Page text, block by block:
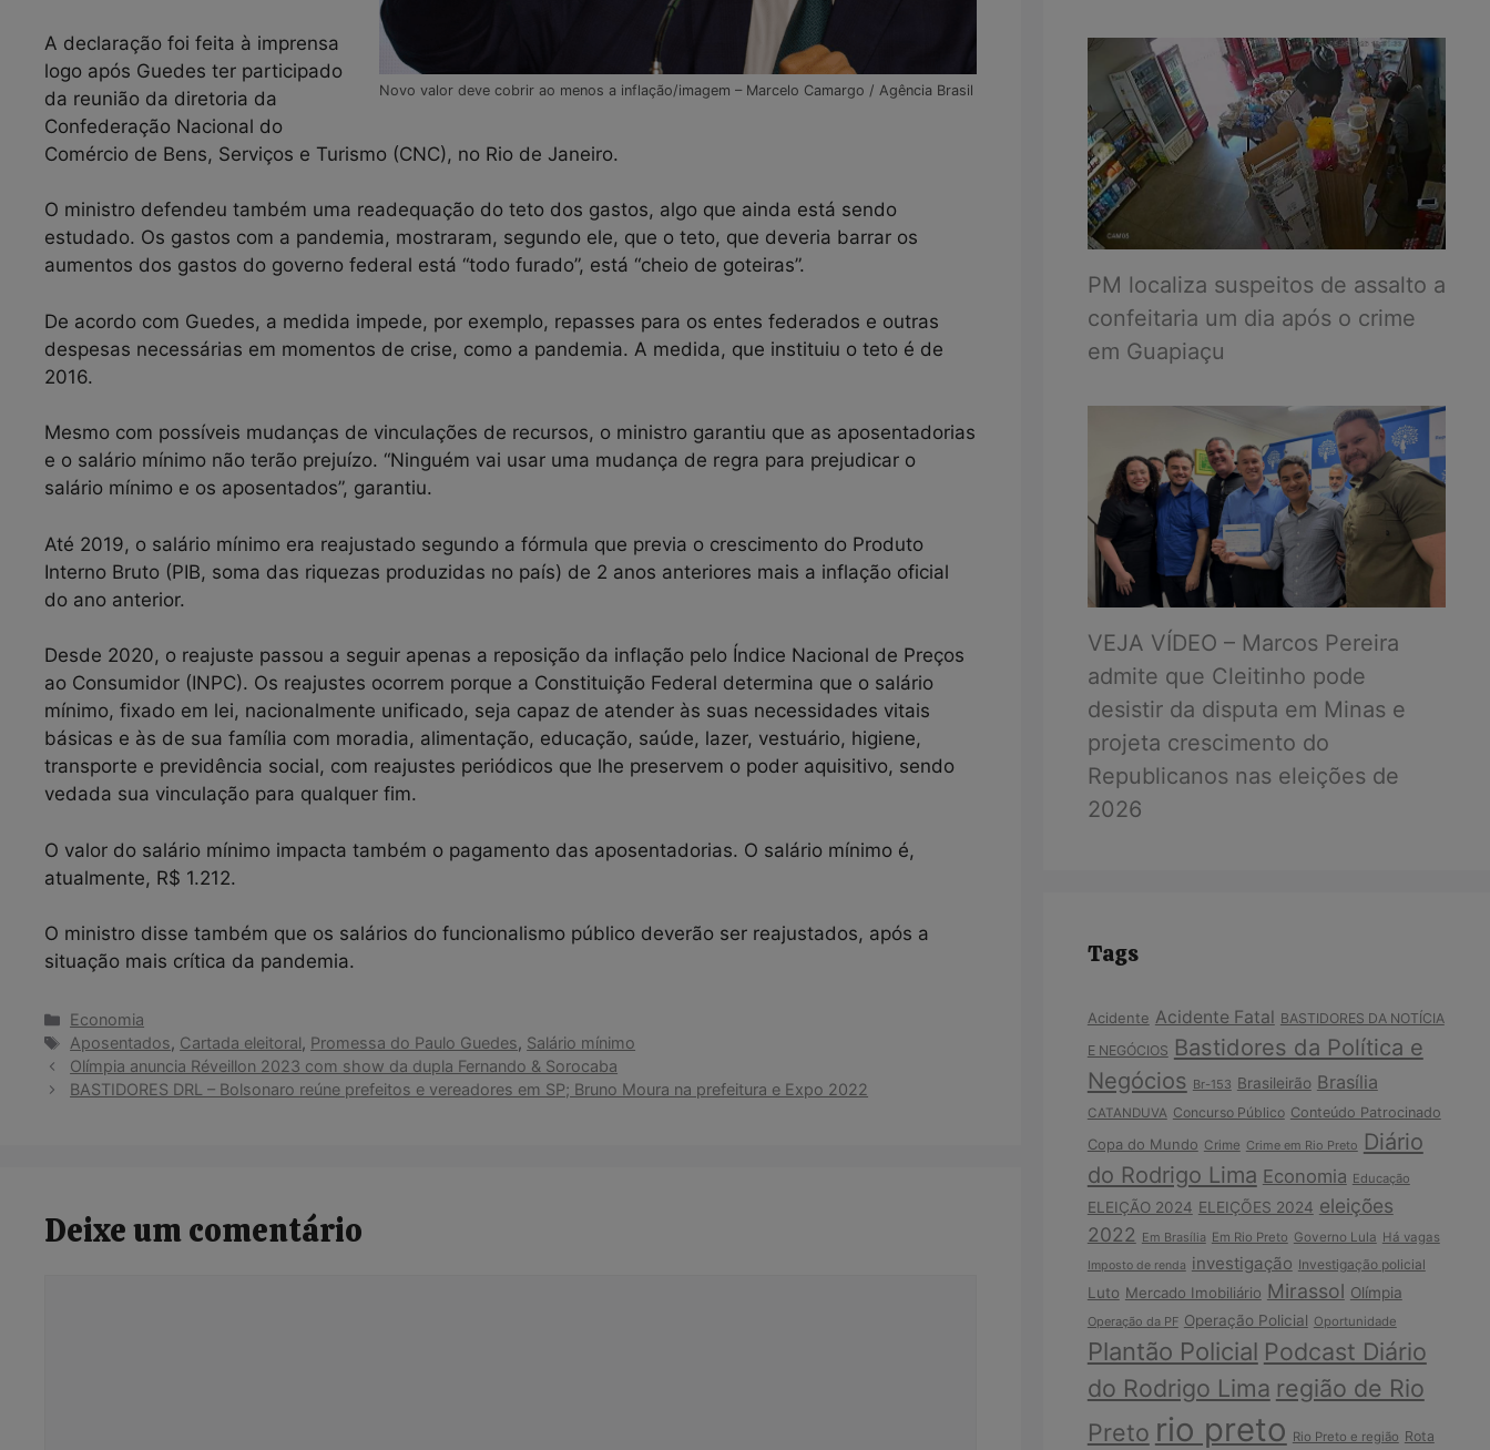
Novo valor deve cobrir ao menos a inflação/imagem – Marcelo Camargo / Agência Brasil
A declaração foi feita à imprensa
logo após Guedes ter participado
da reunião da diretoria da
Confederação Nacional do
Comércio de Bens, Serviços e Turismo (CNC), no Rio de Janeiro.
O ministro defendeu também uma readequação do teto dos gastos, algo que ainda está sendo
estudado. Os gastos com a pandemia, mostraram, segundo ele, que o teto, que deveria barrar os
aumentos dos gastos do governo federal está “todo furado”, está “cheio de goteiras”.
De acordo com Guedes, a medida impede, por exemplo, repasses para os entes federados e outras
despesas necessárias em momentos de crise, como a pandemia. A medida, que instituiu o teto é de
2016.
Mesmo com possíveis mudanças de vinculações de recursos, o ministro garantiu que as aposentadorias
e o salário mínimo não terão prejuízo. “Ninguém vai usar uma mudança de regra para prejudicar o
salário mínimo e os aposentados”, garantiu.
Até 2019, o salário mínimo era reajustado segundo a fórmula que previa o crescimento do Produto
Interno Bruto (PIB, soma das riquezas produzidas no país) de 2 anos anteriores mais a inflação oficial
do ano anterior.
Desde 2020, o reajuste passou a seguir apenas a reposição da inflação pelo Índice Nacional de Preços
ao Consumidor (INPC). Os reajustes ocorrem porque a Constituição Federal determina que o salário
mínimo, fixado em lei, nacionalmente unificado, seja capaz de atender às suas necessidades vitais
básicas e às de sua família com moradia, alimentação, educação, saúde, lazer, vestuário, higiene,
transporte e previdência social, com reajustes periódicos que lhe preservem o poder aquisitivo, sendo
vedada sua vinculação para qualquer fim.
O valor do salário mínimo impacta também o pagamento das aposentadorias. O salário mínimo é,
atualmente, R$ 1.212.
O ministro disse também que os salários do funcionalismo público deverão ser reajustados, após a
situação mais crítica da pandemia.
Categorias
Economia
Tags
Aposentados, Cartada eleitoral, Promessa do Paulo Guedes, Salário mínimo
Olímpia anuncia Réveillon 2023 com show da dupla Fernando & Sorocaba
BASTIDORES DRL – Bolsonaro reúne prefeitos e vereadores em SP; Bruno Moura na prefeitura e Expo 2022
Deixe um comentário
PM localiza suspeitos de assalto a
confeitaria um dia após o crime
em Guapiaçu
VEJA VÍDEO – Marcos Pereira
admite que Cleitinho pode
desistir da disputa em Minas e
projeta crescimento do
Republicanos nas eleições de
2026
Tags
Acidente Acidente Fatal BASTIDORES DA NOTÍCIA
E NEGÓCIOS Bastidores da Política e
Negócios Br-153 Brasileirão Brasília
CATANDUVA Concurso Público Conteúdo Patrocinado
Copa do Mundo Crime Crime em Rio Preto Diário
do Rodrigo Lima Economia Educação
ELEIÇÃO 2024 ELEIÇÕES 2024 eleições
2022 Em Brasília Em Rio Preto Governo Lula Há vagas
Imposto de renda investigação Investigação policial
Luto Mercado Imobiliário Mirassol Olímpia
Operação da PF Operação Policial Oportunidade
Plantão Policial Podcast Diário
do Rodrigo Lima região de Rio
Preto rio preto Rio Preto e região Rota